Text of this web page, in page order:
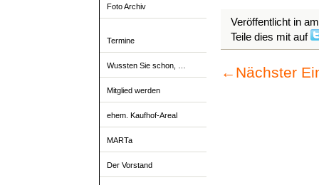
Foto Archiv
Termine
Wussten Sie schon, …
Mitglied werden
ehem. Kaufhof-Areal
MARTa
Der Vorstand
Veröffentlicht in
Teile dies mit auf
← Nächster